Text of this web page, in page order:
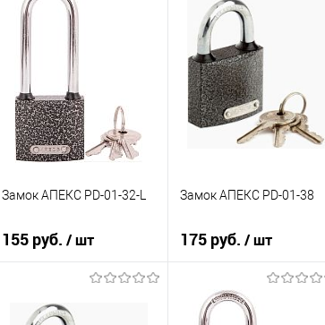
Замок АПЕКС PD-01-32-L
155 руб./ шт
Замок АПЕКС PD-01-38
175 руб. / шт
В корзину